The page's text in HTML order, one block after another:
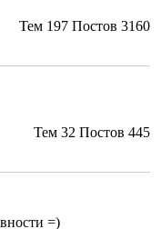
Тем 197 Постов 3160
Тем 32 Постов 445
=)